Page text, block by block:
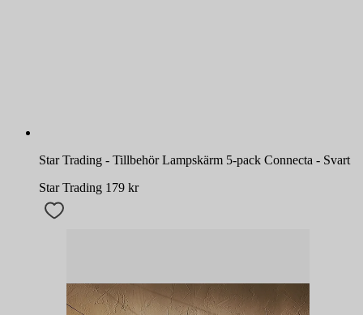
Star Trading - Tillbehör Lampskärm 5-pack Connecta - Svart
Star Trading 179 kr